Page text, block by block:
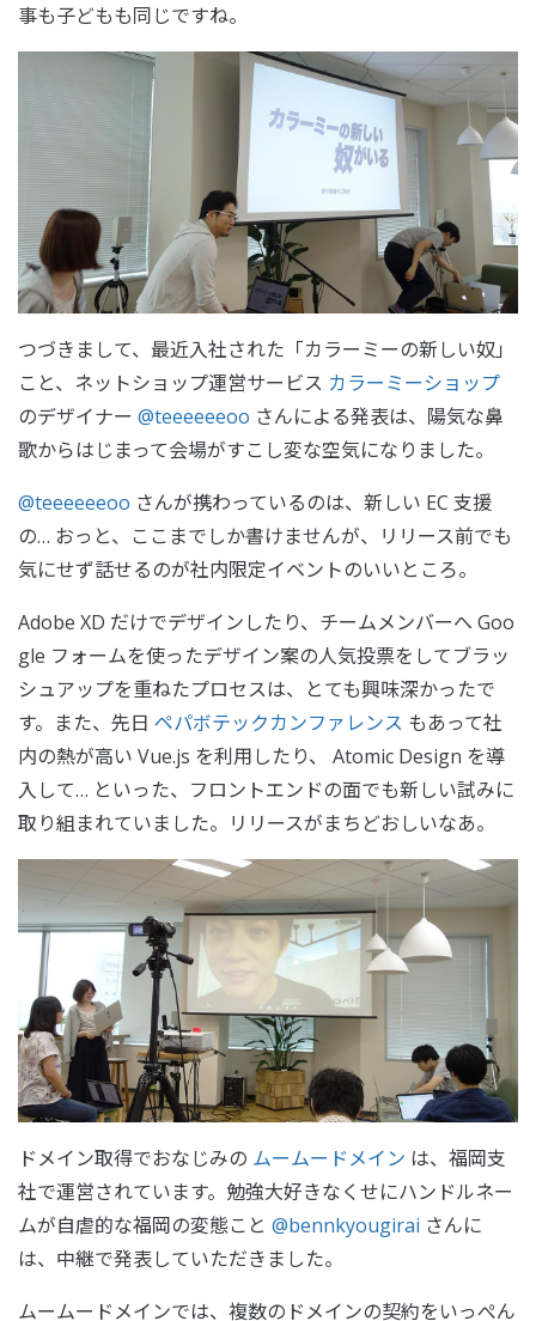
事も子どもも同じですね。
つづきまして、最近入社された「カラーミーの新しい奴」
こと、ネットショップ運営サービス カラーミーショップ
のデザイナー @teeeeeeoo さんによる発表は、陽気な鼻
歌からはじまって会場がすこし変な空気になりました。
@teeeeeeoo さんが携わっているのは、新しい EC 支援
の… おっと、ここまでしか書けませんが、リリース前でも
気にせず話せるのが社内限定イベントのいいところ。
Adobe XD だけでデザインしたり、チームメンバーへ Goo
gle フォームを使ったデザイン案の人気投票をしてブラッ
シュアップを重ねたプロセスは、とても興味深かったで
す。また、先日 ペパボテックカンファレンス もあって社
内の熱が高い Vue.js を利用したり、 Atomic Design を導
入して… といった、フロントエンドの面でも新しい試みに
取り組まれていました。リリースがまちどおしいなあ。
ドメイン取得でおなじみの ムームードメイン は、福岡支
社で運営されています。勉強大好きなくせにハンドルネー
ムが自虐的な福岡の変態こと @bennkyougirai さんに
は、中継で発表していただきました。
ムームードメインでは、複数のドメインの契約をいっぺん